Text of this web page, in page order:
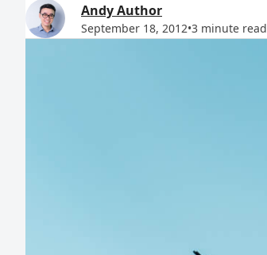
Andy Author
September 18, 2012•3 minute read